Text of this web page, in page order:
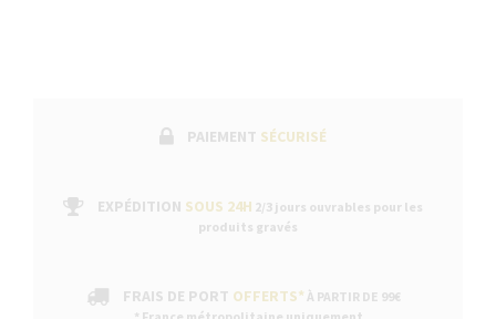
PAIEMENT SÉCURISÉ
EXPÉDITION SOUS 24H 2/3 jours ouvrables pour les
produits gravés
FRAIS DE PORT OFFERTS* À PARTIR DE 99€